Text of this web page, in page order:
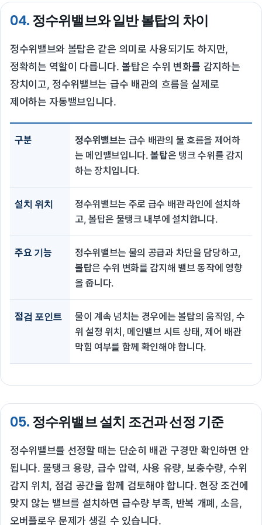
04.정수위밸브와 일반 볼탑의 차이
정수위밸브와 볼탑은 같은 의미로 사용되기도 하지만,
정확히는 역할이 다릅니다. 볼탑은 수위 변화를 감지하는
장치이고, 정수위밸브는 급수 배관의 흐름을 실제로
제어하는 자동밸브입니다.
구분 정수위밸브는 급수 배관의 물 흐름을 제어하
는 메인밸브입니다.볼탑은 탱크 수위를 감지
하는 장치입니다.
설치 위치
정수위밸브는 주로 급수 배관 라인에 설치하
고, 볼탑은 물탱크 내부에 설치합니다.
주요 기능
정수위밸브는 물의 공급과 차단을 담당하고,
볼탑은 수위 변화를 감지해 밸브 동작에 영향
을 줍니다.
점검 포인트
물이 계속 넘치는 경우에는 볼탑의 움직임, 수
위 설정 위치, 메인밸브 시트 상태, 제어 배관
막힘 여부를 함께 확인해야 합니다.
05.정수위밸브 설치 조건과 선정 기준
정수위밸브를 선정할 때는 단순히 배관 구경만 확인하면 안
됩니다. 물탱크 용량, 급수 압력, 사용 유량, 보충수량, 수위
감지 위치, 점검 공간을 함께 검토해야 합니다. 현장 조건에
맞지 않는 밸브를 설치하면 급수량 부족, 반복 개폐, 소음,
오버플로우 문제가 생길 수 있습니다.